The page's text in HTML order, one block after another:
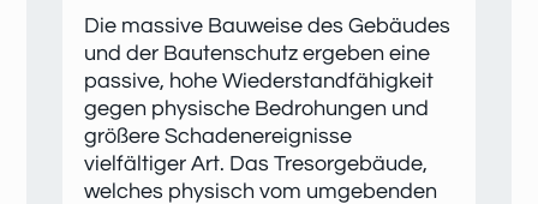
Die massive Bauweise des Gebäudes
und der Bautenschutz ergeben eine
passive, hohe Wiederstandfähigkeit
gegen physische Bedrohungen und
größere Schadenereignisse
vielfältiger Art. Das Tresorgebäude,
welches physisch vom umgebenden